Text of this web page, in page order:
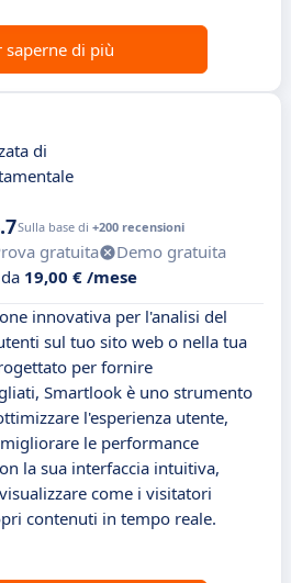
saperne di più
di
Sulla base di +200 recensioni
gratuita
Demo gratuita
19,00 € /mese
innovativa per l'analisi del
sul tuo sito web o nella tua
per fornire
Smartlook è uno strumento
l'esperienza utente,
le performance
la sua interfaccia intuitiva,
come i visitatori
contenuti in tempo reale.